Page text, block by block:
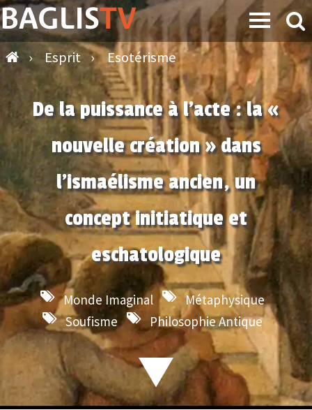
› Esprit › Esotérisme
De la puissance à l'acte : la «
nouvelle création » dans
l'ismaélisme ancien, un
concept initiatique et
eschatologique
Monde Imaginal
Métaphysique
Soufisme
Philosophie Antique